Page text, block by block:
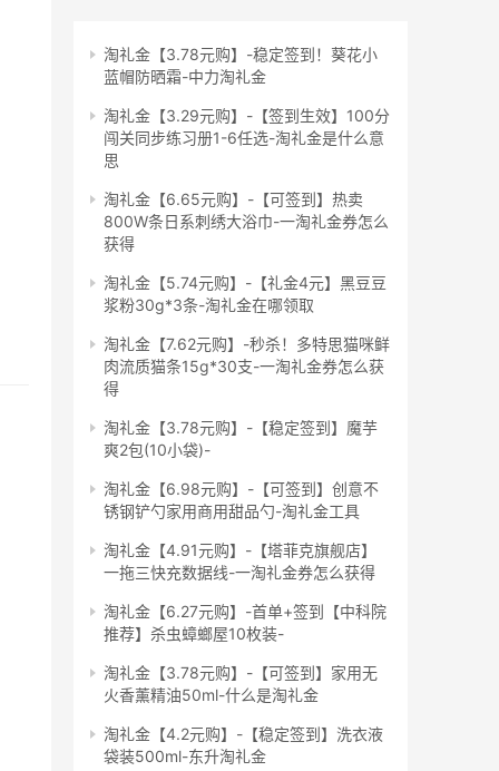
淘礼金【3.78元购】-稳定签到！葵花小
蓝帽防晒霜-中力淘礼金
淘礼金【3.29元购】-【签到生效】100分
闯关同步练习册1-6任选-淘礼金是什么意
思
淘礼金【6.65元购】-【可签到】热卖
800W条日系刺绣大浴巾-一淘礼金券怎么
获得
淘礼金【5.74元购】-【礼金4元】黑豆豆
浆粉30g*3条-淘礼金在哪领取
淘礼金【7.62元购】-秒杀！多特思猫咪鲜
肉流质猫条15g*30支-一淘礼金券怎么获
得
淘礼金【3.78元购】-【稳定签到】魔芋
爽2包(10小袋)-
淘礼金【6.98元购】-【可签到】创意不
锈钢铲勺家用商用甜品勺-淘礼金工具
淘礼金【4.91元购】-【塔菲克旗舰店】
一拖三快充数据线-一淘礼金券怎么获得
淘礼金【6.27元购】-首单+签到【中科院
推荐】杀虫蟑螂屋10枚装-
淘礼金【3.78元购】-【可签到】家用无
火香薰精油50ml-什么是淘礼金
淘礼金【4.2元购】-【稳定签到】洗衣液
袋装500ml-东升淘礼金